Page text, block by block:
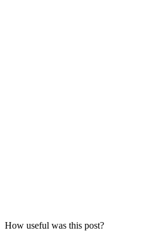
How useful was this post?